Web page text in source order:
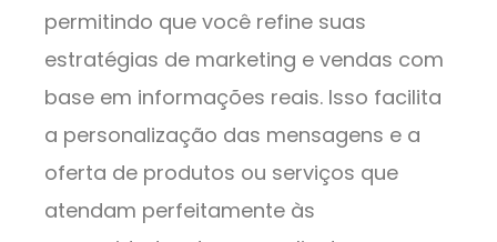
permitindo que você refine suas
estratégias de marketing e vendas com
base em informações reais. Isso facilita
a personalização das mensagens e a
oferta de produtos ou serviços que
atendam perfeitamente às